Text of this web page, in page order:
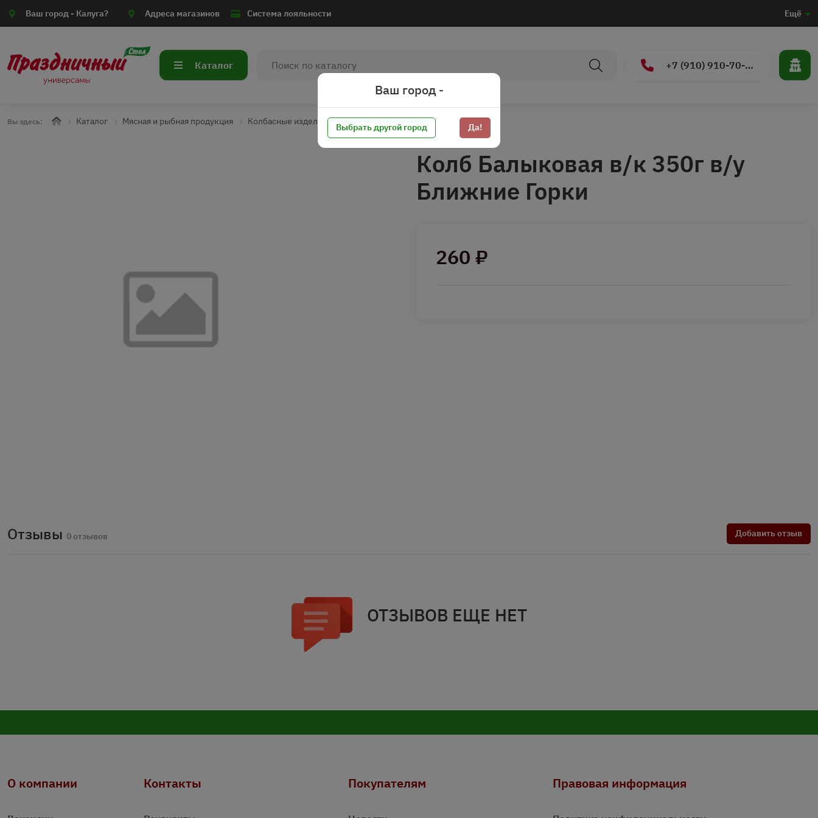
Ваш город - Калуга? Адреса магазинов Система лояльности Ещё
Каталог +7 (910) 910-70-15
Вы здесь: Каталог Мясная и рыбная продукция Колбасные изделия Колбаса в/к Колбаса в/к штучная
Колб Балыковая в/к 350г в/у
Ближние Горки
260 ₽
Отзывы 0 отзывов Добавить отзыв
ОТЗЫВОВ ЕЩЕ НЕТ
О компании Контакты Покупателям Правовая информация
Ваш город -
Выбрать другой город Да!